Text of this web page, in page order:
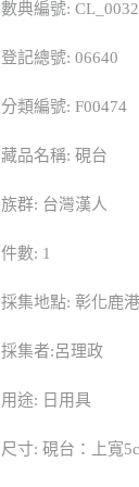
數典編號:
登記總號: 06640
分類編號: F00474
藏品名稱: 硯台
族群: 台灣漢人
件數: 1
採集地點: 彰化鹿港
採集者:呂理政
用途: 日用具
尺寸: 硯台：上寬